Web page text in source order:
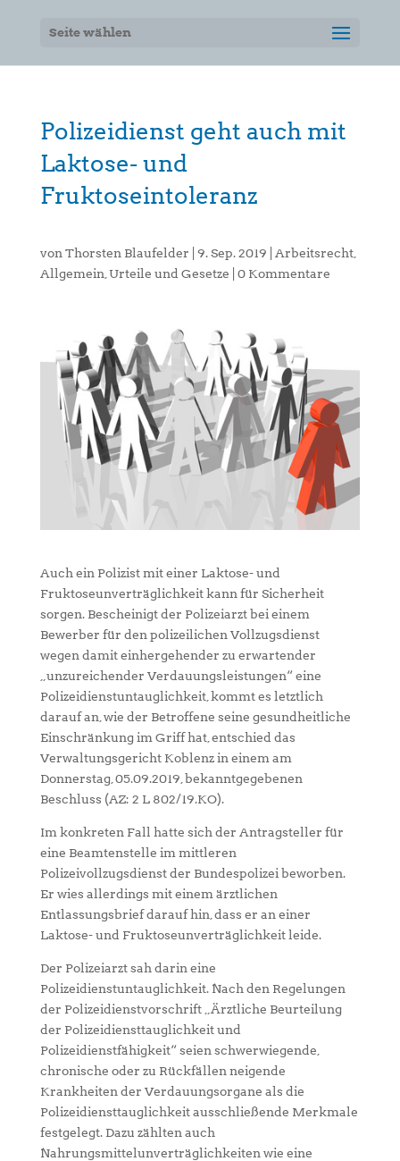
Seite wählen
Polizeidienst geht auch mit
Laktose- und
Fruktoseintoleranz
von Thorsten Blaufelder 9. Sep. 2019 Arbeitsrecht,
Allgemein Urteile und Gesetze 0 Kommentare
Auch ein Polizist mit einer Laktose- und
Fruktoseunverträglichkeit kann für Sicherheit
sorgen. Bescheinigt der Polizeiarzt bei einem
Bewerber für den polizeilichen Vollzugsdienst
wegen damit einhergehender zu erwartender
„unzureichender Verdauungsleistungen“ eine
Polizeidienstuntauglichkeit, kommt es letztlich
darauf an, wie der Betroffene seine gesundheitliche
Einschränkung im Griff hat, entschied das
Verwaltungsgericht Koblenz in einem am
Donnerstag, 05.09.2019, bekanntgegebenen
Beschluss (AZ: 2 L 802/19.KO).
Im konkreten Fall hatte sich der Antragsteller für
eine Beamtenstelle im mittleren
Polizeivollzugsdienst der Bundespolizei beworben.
Er wies allerdings mit einem ärztlichen
Entlassungsbrief darauf hin, dass er an einer
Laktose- und Fruktoseunverträglichkeit leide.
Der Polizeiarzt sah darin eine
Polizeidienstuntauglichkeit. Nach den Regelungen
der Polizeidienstvorschrift „Ärztliche Beurteilung
der Polizeidiensttauglichkeit und
Polizeidienstfähigkeit“ seien schwerwiegende,
chronische oder zu Rückfällen neigende
Krankheiten der Verdauungsorgane als die
Polizeidiensttauglichkeit ausschließende Merkmale
festgelegt. Dazu zählten auch
Nahrungsmittelunverträglichkeiten wie eine